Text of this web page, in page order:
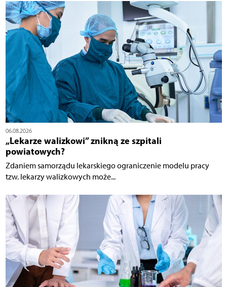
06.08.2026
„Lekarze walizkowi” znikną ze szpitali
powiatowych?
Zdaniem samorządu lekarskiego ograniczenie modelu pracy
tzw. lekarzy walizkowych może...